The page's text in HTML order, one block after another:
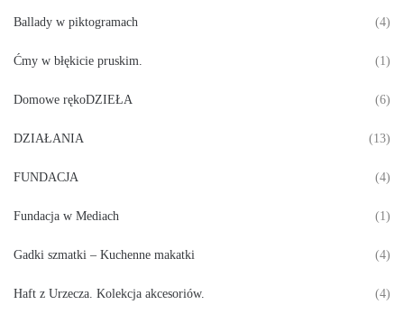
Ballady w piktogramach (4)
Ćmy w błękicie pruskim. (1)
Domowe rękoDZIEŁA (6)
DZIAŁANIA (13)
FUNDACJA (4)
Fundacja w Mediach (1)
Gadki szmatki – Kuchenne makatki (4)
Haft z Urzecza. Kolekcja akcesoriów. (4)